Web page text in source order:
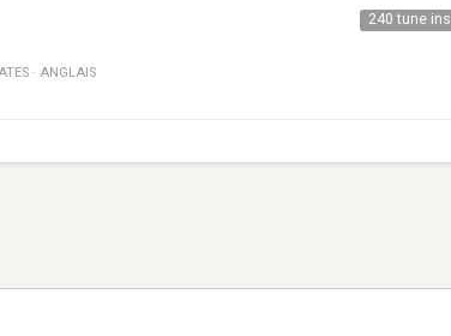
240 tune ins
· ANGLAIS